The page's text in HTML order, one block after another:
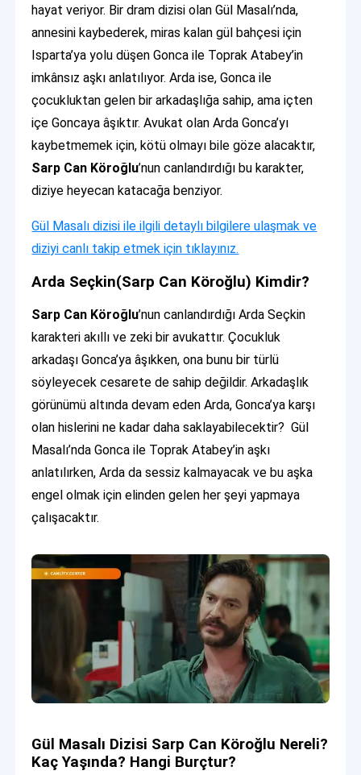
hayat veriyor. Bir dram dizisi olan Gül Masalı’nda,
annesini kaybederek, miras kalan gül bahçesi için
Isparta’ya yolu düşen Gonca ile Toprak Atabey’in
imkânsız aşkı anlatılıyor. Arda ise, Gonca ile
çocukluktan gelen bir arkadaşlığa sahip, ama içten
içe Goncaya âşıktır. Avukat olan Arda Gonca’yı
kaybetmemek için, kötü olmayı bile göze alacaktır,
Sarp Can Köroğlu’nun canlandırdığı bu karakter,
diziye heyecan katacağa benziyor.
Gül Masalı dizisi ile ilgili detaylı bilgilere ulaşmak ve
diziyi canlı takip etmek için tıklayınız.
Arda Seçkin(Sarp Can Köroğlu) Kimdir?
Sarp Can Köroğlu’nun canlandırdığı Arda Seçkin
karakteri akıllı ve zeki bir avukattır. Çocukluk
arkadaşı Gonca’ya âşıkken, ona bunu bir türlü
söyleyecek cesarete de sahip değildir. Arkadaşlık
görünümü altında devam eden Arda, Gonca’ya karşı
olan hislerini ne kadar daha saklayabilecektir? Gül
Masalı’nda Gonca ile Toprak Atabey’in aşkı
anlatılırken, Arda da sessiz kalmayacak ve bu aşka
engel olmak için elinden gelen her şeyi yapmaya
çalışacaktır.
Gül Masalı Dizisi Sarp Can Köroğlu Nereli?
Kaç Yaşında? Hangi Burçtur?